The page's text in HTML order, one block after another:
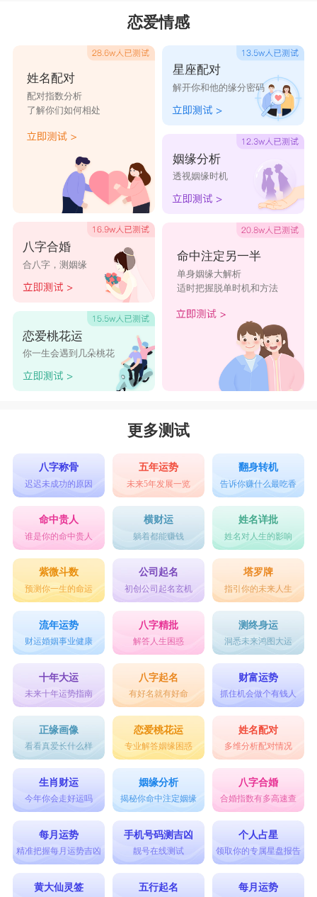
恋爱情感
姓名配对
配对指数分析
了解你们如何相处
八字合婚
合八字，测姻缘
恋爱桃花运
你一生会遇到几朵桃花
星座配对
解开你和他的缘分密码
姻缘分析
透视姻缘时机
命中注定另一半
单身姻缘大解析
适时把握脱单时机和方法
更多测试
八字称骨
迟迟未成功的原因
五年运势
未来5年发展一览
翻身转机
告诉你赚什么最吃香
命中贵人
谁是你的命中贵人
横财运
躺着都能赚钱
姓名详批
姓名对人生的影响
紫微斗数
预测你一生的命运
公司起名
初创公司起名玄机
塔罗牌
指引你的未来人生
流年运势
财运婚姻事业健康
八字精批
解答人生困惑
测终身运
洞悉未来鸿图大运
十年大运
未来十年运势指南
八字起名
有好名就有好命
财富运势
抓住机会做个有钱人
正缘画像
看看真爱长什么样
恋爱桃花运
专业解答姻缘困惑
姓名配对
多维分析配对情况
生肖财运
今年你会走好运吗
姻缘分析
揭秘你命中注定姻缘
八字合婚
合婚指数有多高速查
每月运势
精准把握每月运势吉凶
手机号码测吉凶
靓号在线测试
个人占星
领取你的专属星盘报告
黄大仙灵签 五行起名 每月运势